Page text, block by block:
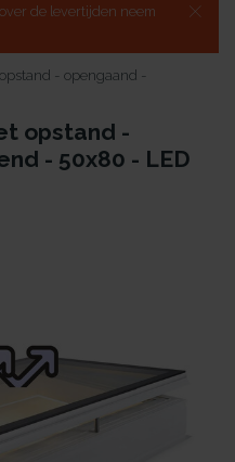
de levertijden neem
- opengaand -
opstand -
- 50x80 - LED